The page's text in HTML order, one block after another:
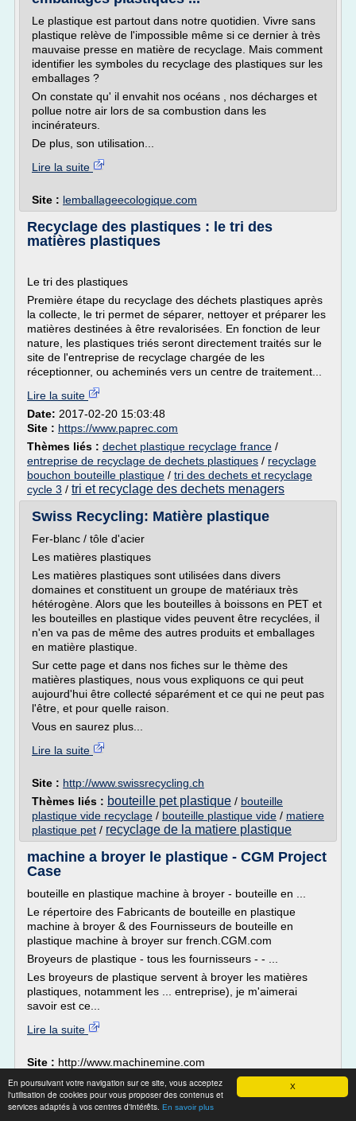
X
En poursuivant votre navigation sur ce site, vous acceptez
l'utilisation de cookies pour vous proposer des contenus et
services adaptés à vos centres d'intérêts. En savoir plus
Le plastique est partout dans notre quotidien. Vivre sans
plastique relève de l'impossible même si ce dernier à très
mauvaise presse en matière de recyclage. Mais comment
identifier les symboles du recyclage des plastiques sur les
emballages ?
On constate qu' il envahit nos océans , nos décharges et
pollue notre air lors de sa combustion dans les
incinérateurs.
De plus, son utilisation...
Lire la suite
Site : lemballageecologique.com
Recyclage des plastiques : le tri des
matières plastiques
Le tri des plastiques
Première étape du recyclage des déchets plastiques après
la collecte, le tri permet de séparer, nettoyer et préparer les
matières destinées à être revalorisées. En fonction de leur
nature, les plastiques triés seront directement traités sur le
site de l'entreprise de recyclage chargée de les
réceptionner, ou acheminés vers un centre de traitement...
Lire la suite
Date: 2017-02-20 15:03:48
Site : https://www.paprec.com
Thèmes liés : dechet plastique recyclage france /
entreprise de recyclage de dechets plastiques / recyclage
bouchon bouteille plastique / tri des dechets et recyclage
cycle 3 / tri et recyclage des dechets menagers
Swiss Recycling: Matière plastique
Fer-blanc / tôle d'acier
Les matières plastiques
Les matières plastiques sont utilisées dans divers
domaines et constituent un groupe de matériaux très
hétérogène. Alors que les bouteilles à boissons en PET et
les bouteilles en plastique vides peuvent être recyclées, il
n'en va pas de même des autres produits et emballages
en matière plastique.
Sur cette page et dans nos fiches sur le thème des
matières plastiques, nous vous expliquons ce qui peut
aujourd'hui être collecté séparément et ce qui ne peut pas
l'être, et pour quelle raison.
Vous en saurez plus...
Lire la suite
Site : http://www.swissrecycling.ch
Thèmes liés : bouteille pet plastique / bouteille
plastique vide recyclage / bouteille plastique vide / matiere
plastique pet / recyclage de la matiere plastique
machine a broyer le plastique - CGM Project
Case
bouteille en plastique machine à broyer - bouteille en ...
Le répertoire des Fabricants de bouteille en plastique
machine à broyer & des Fournisseurs de bouteille en
plastique machine à broyer sur french.CGM.com
Broyeurs de plastique - tous les fournisseurs - - ...
Les broyeurs de plastique servent à broyer les matières
plastiques, notamment les ... entreprise), je m'aimerai
savoir est ce...
Lire la suite
Site : http://www.machinemine.com
Thèmes liés :machine broyeur bouteille plastique / prix machine
broyeur plastique/machine broyage bouteille plastique/machine
broyeur plastique occasion/machine recyclage plastique pet